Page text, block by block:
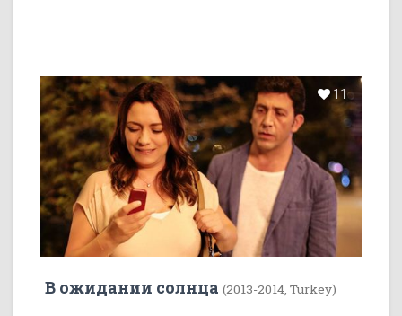
11
В ожидании солнца (2013-2014, Turkey)